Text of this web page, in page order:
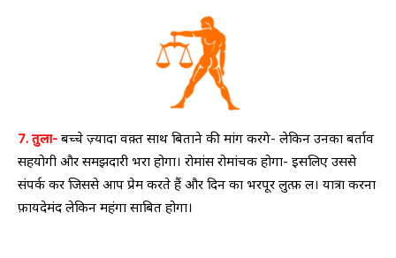
7. तुला- बच्चे ज़्यादा वक़्त साथ बिताने की मांग करेंगे- लेकिन उनका बर्ताव
सहयोगी और समझदारी भरा होगा। रोमांस रोमांचक होगा- इसलिए उससे
संपर्क करें जिससे आप प्रेम करते हैं और दिन का भरपूर लुत्फ़ लें। यात्रा करना
फ़ायदेमंद लेकिन महंगा साबित होगा।